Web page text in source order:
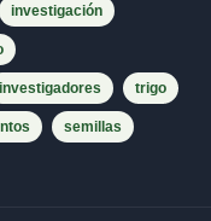
investigación
investigadores trigo
semillas